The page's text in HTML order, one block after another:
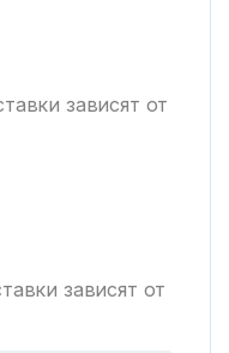
зависят от
зависят от